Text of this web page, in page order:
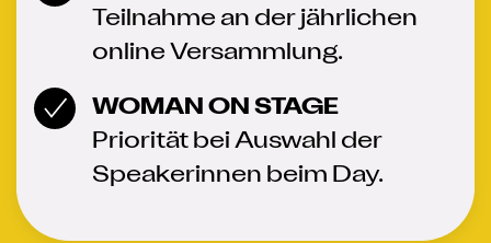
Teilnahme an der jährlichen
online Versammlung.
WOMAN ON STAGE
Priorität bei Auswahl der
Speakerinnen beim Day.